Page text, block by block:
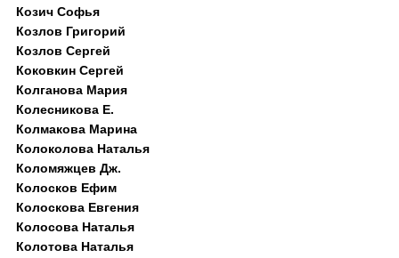
Козич Софья
Козлов Григорий
Козлов Сергей
Коковкин Сергей
Колганова Мария
Колесникова Е.
Колмакова Марина
Колоколова Наталья
Коломяжцев Дж.
Колосков Ефим
Колоскова Евгения
Колосова Наталья
Колотова Наталья